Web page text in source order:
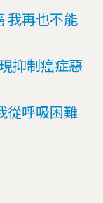
我再也不能
抑制癌症惡
從呼吸困難